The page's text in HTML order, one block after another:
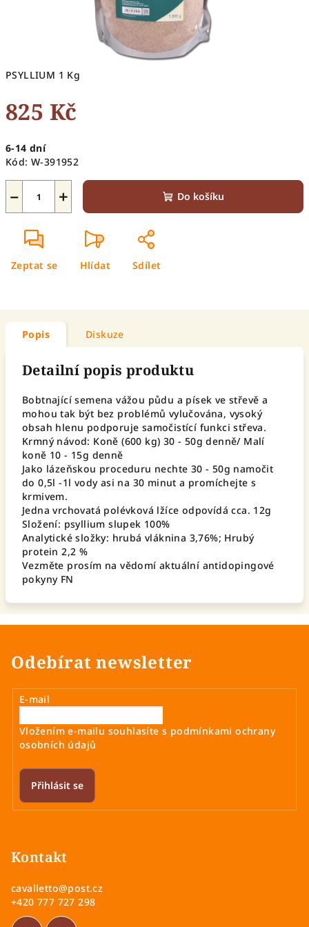
PSYLLIUM 1 Kg
825 Kč
cena:
6-14 dní
Kód: W-391952
+
− Do košíku
Zeptat se Hlídat Sdílet
Popis Diskuze
Detailní popis produktu
Bobtnající semena vážou půdu a písek ve střevě a
mohou tak být bez problémů vylučována, vysoký
obsah hlenu podporuje samočistící funkci střeva.
Krmný návod: Koně (600 kg) 30 - 50g denně/ Malí
koně 10 - 15g denně
Jako lázeňskou proceduru nechte 30 - 50g namočit
do 0,5l -1l vody asi na 30 minut a promíchejte s
krmivem.
Jedna vrchovatá polévková lžíce odpovídá cca. 12g
Složení: psyllium slupek 100%
Analytické složky: hrubá vláknina 3,76%; Hrubý
protein 2,2 %
Vezměte prosím na vědomí aktuální antidopingové
pokyny FN
Odebírat newsletter
E-mail
Vložením e-mailu souhlasíte s podmínkami ochrany
osobních údajů
Přihlásit se
Kontakt
cavalletto@post.cz
+420 777 727 298